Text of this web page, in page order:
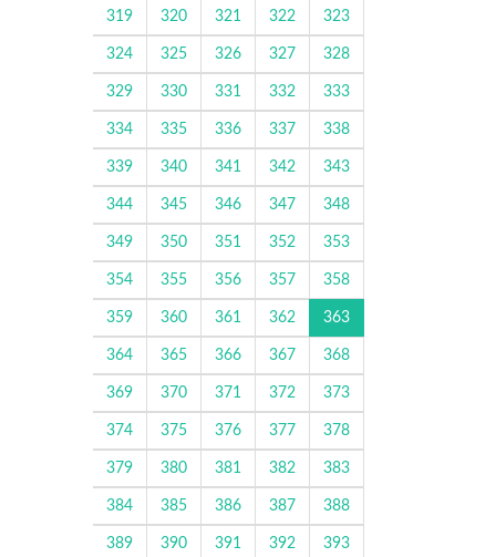
319 320 321 322 323
324 325 326 327 328
329 330 331 332 333
334 335 336 337 338
339 340 341 342 343
344 345 346 347 348
349 350 351 352 353
354 355 356 357 358
359 360 361 362 363
364 365 366 367 368
369 370 371 372 373
374 375 376 377 378
379 380 381 382 383
384 385 386 387 388
389 390 391 392 393